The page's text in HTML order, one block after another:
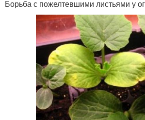
Борьба с пожелтевшими листьями у